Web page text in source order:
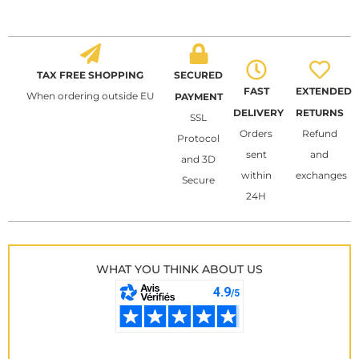
TAX FREE SHOPPING
When ordering outside EU
SECURED
PAYMENT
SSL
Protocol
and 3D
Secure
FAST
DELIVERY
Orders
sent
within
24H
EXTENDED
RETURNS
Refund
and
exchanges
WHAT YOU THINK ABOUT US